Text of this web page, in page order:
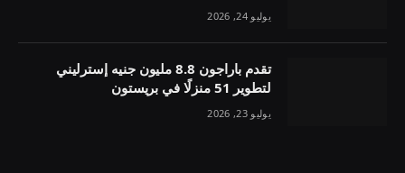
يوليو 24, 2026
تقدم باراجون 8.8 مليون جنيه إسترليني
لتطوير 51 منزلًا في بريستون
يوليو 23, 2026